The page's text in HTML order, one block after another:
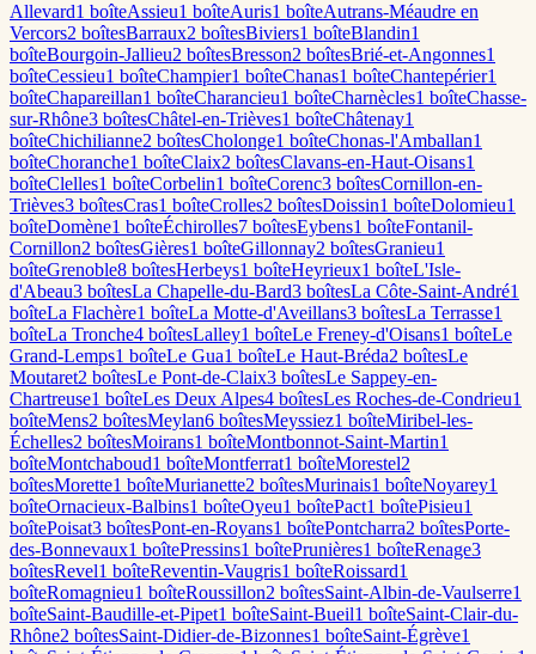
Allevard1 boîteAssieu1 boîteAuris1 boîteAutrans-Méaudre en
Vercors2 boîtesBarraux2 boîtesBiviers1 boîteBlandin1
boîteBourgoin-Jallieu2 boîtesBresson2 boîtesBrié-et-Angonnes1
boîteCessieu1 boîteChampier1 boîteChanas1 boîteChantepérier1
boîteChapareillan1 boîteCharancieu1 boîteCharnècles1 boîteChasse-
sur-Rhône3 boîtesChâtel-en-Trièves1 boîteChâtenay1
boîteChichilianne2 boîtesCholonge1 boîteChonas-l'Amballan1
boîteChoranche1 boîteClaix2 boîtesClavans-en-Haut-Oisans1
boîteClelles1 boîteCorbelin1 boîteCorenc3 boîtesCornillon-en-
Trièves3 boîtesCras1 boîteCrolles2 boîtesDoissin1 boîteDolomieu1
boîteDomène1 boîteÉchirolles7 boîtesEybens1 boîteFontanil-
Cornillon2 boîtesGières1 boîteGillonnay2 boîtesGranieu1
boîteGrenoble8 boîtesHerbeys1 boîteHeyrieux1 boîteL'Isle-
d'Abeau3 boîtesLa Chapelle-du-Bard3 boîtesLa Côte-Saint-André1
boîteLa Flachère1 boîteLa Motte-d'Aveillans3 boîtesLa Terrasse1
boîteLa Tronche4 boîtesLalley1 boîteLe Freney-d'Oisans1 boîteLe
Grand-Lemps1 boîteLe Gua1 boîteLe Haut-Bréda2 boîtesLe
Moutaret2 boîtesLe Pont-de-Claix3 boîtesLe Sappey-en-
Chartreuse1 boîteLes Deux Alpes4 boîtesLes Roches-de-Condrieu1
boîteMens2 boîtesMeylan6 boîtesMeyssiez1 boîteMiribel-les-
Échelles2 boîtesMoirans1 boîteMontbonnot-Saint-Martin1
boîteMontchaboud1 boîteMontferrat1 boîteMorestel2
boîtesMorette1 boîteMurianette2 boîtesMurinais1 boîteNoyarey1
boîteOrnacieux-Balbins1 boîteOyeu1 boîtePact1 boîtePisieu1
boîtePoisat3 boîtesPont-en-Royans1 boîtePontcharra2 boîtesPorte-
des-Bonnevaux1 boîtePressins1 boîtePrunières1 boîteRenage3
boîtesRevel1 boîteReventin-Vaugris1 boîteRoissard1
boîteRomagnieu1 boîteRoussillon2 boîtesSaint-Albin-de-Vaulserre1
boîteSaint-Baudille-et-Pipet1 boîteSaint-Bueil1 boîteSaint-Clair-du-
Rhône2 boîtesSaint-Didier-de-Bizonnes1 boîteSaint-Égrève1